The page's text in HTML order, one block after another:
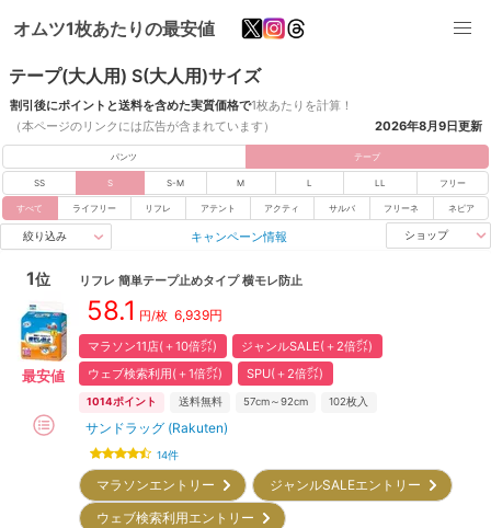
オムツ1枚あたりの最安値
テープ(大人用) S(大人用)サイズ
割引後にポイントと送料を含めた実質価格で1枚あたりを計算！
（本ページのリンクには広告が含まれています）
2026年8月9日更新
パンツ テープ
SS S S-M M L LL フリー
すべて ライフリー リフレ アテント アクティ サルバ フリーネ ネピア
絞り込み キャンペーン情報 ショップ
1位
最安値
リフレ 簡単テープ止めタイプ 横モレ防止
58.1 円/枚 6,939円
マラソン11店(＋10倍㌽)
ジャンルSALE(＋2倍㌽)
ウェブ検索利用(＋1倍㌽)
SPU(＋2倍㌽)
1014ポイント 送料無料 57cm～92cm 102枚入
サンドラッグ (Rakuten)
14件
マラソンエントリー
ジャンルSALEエントリー
ウェブ検索利用エントリー